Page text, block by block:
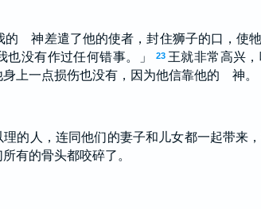
的 神差遣了他的使者，封住狮子的口，使
没有作过任何错事。」
23 王就非常高兴
上一点损伤也没有，因为他信靠他的 神。
的人，连同他们的妻子和儿女都一起带来
有的骨头都咬碎了。